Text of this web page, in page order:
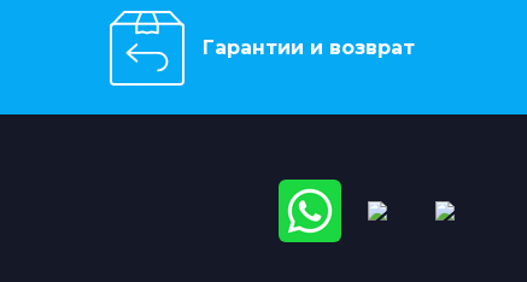
Гарантии и возврат